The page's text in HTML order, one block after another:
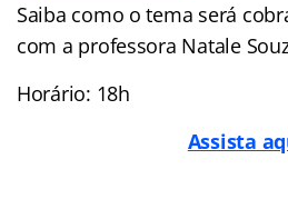
Saiba como o tema será
com a professora Natale
Horário: 18h
Assista